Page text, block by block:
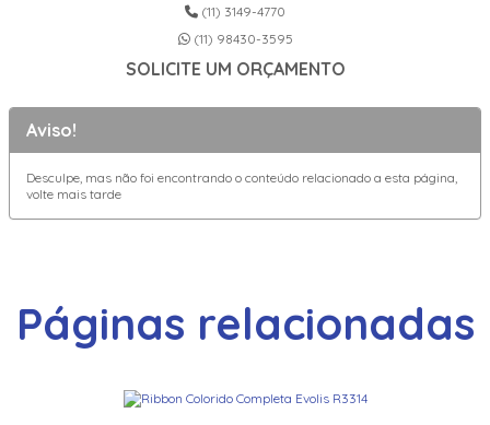
(11) 3149-4770
(11) 98430-3595
SOLICITE UM ORÇAMENTO
Aviso!
Desculpe, mas não foi encontrando o conteúdo relacionado a esta página,
volte mais tarde
Páginas relacionadas